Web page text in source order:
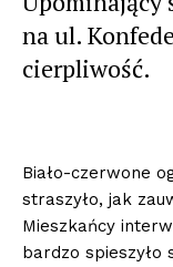
na ul.
cierpliwość.
Biało-czerwone
straszyło, jak
Mieszkańcy
bardzo spieszyło